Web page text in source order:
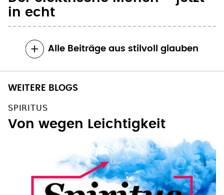
in echt
Alle Beiträge aus stilvoll glauben
WEITERE BLOGS
SPIRITUS
Von wegen Leichtigkeit